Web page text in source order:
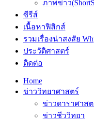
ภาพข่าว
ซีรีส์
เนื้อหาฟิสิกส์
รวมเรื่องน่าสงสัย
ประวัติศาสตร์
ติดต่อ
Home
ข่าววิทยาศาสตร์
ข่าวดาราศาส
ข่าวชีววิทยา